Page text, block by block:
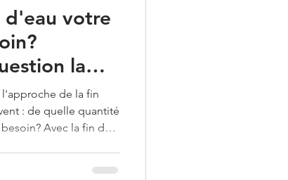
votre
la
de la fin
: de quelle quantité
Avec la fin des